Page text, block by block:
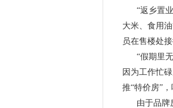
“返乡置
大米、食用
员在售楼处
“假期里
因为工作忙
推“特价房”
由于品牌